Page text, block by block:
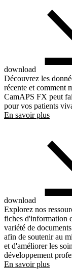
download
Découvrez les
récente et comment
CamAPS FX peut
pour vos patients
En savoir plus
download
Explorez nos
fiches d'information
variété de
afin de soutenir au
et d'améliorer les
développement
En savoir plus